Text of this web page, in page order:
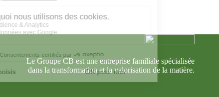
Le Groupe CB est une entreprise familiale spécialisée
dans la transformation et la valorisation de la matière.